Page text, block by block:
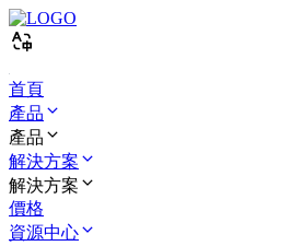
首頁
產品
產品
解決方案
解決方案
價格
資源中心